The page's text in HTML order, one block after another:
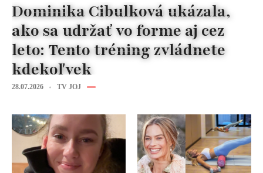
Dominika Cibulková ukázala,
ako sa udržať vo forme aj cez
leto: Tento tréning zvládnete
kdekoľvek
28.07.2026 TV JOJ